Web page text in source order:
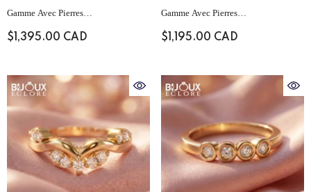
Gamme Avec Pierres
D'accompagnement Baguette
$1,395.00 CAD
Gamme Avec Pierres
D'accompagnement Baguette
$1,195.00 CAD